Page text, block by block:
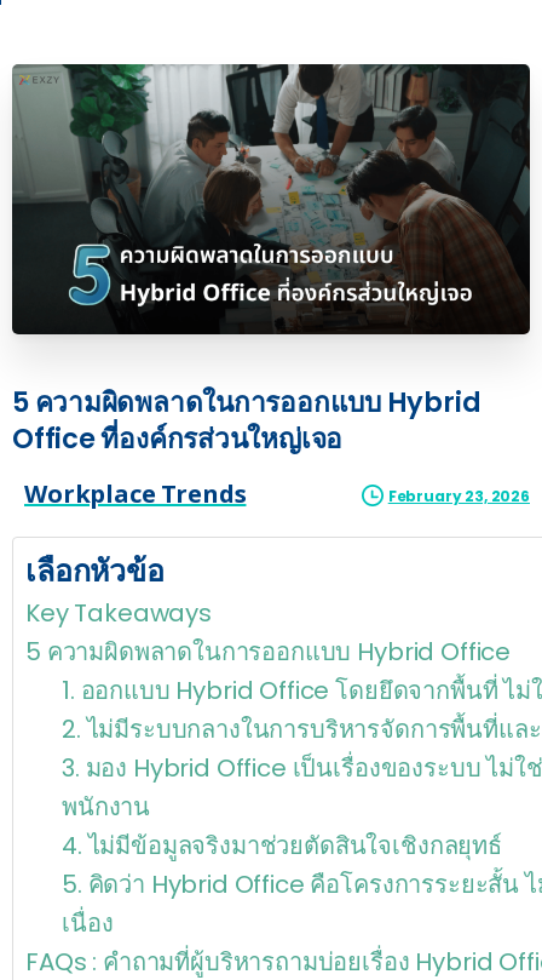
5ความผิดพลาดในการออกแบบ Hybrid
Officeที่องค์กรส่วนใหญ่เจอ
Workplace Trends February 23, 2026
เลือกหัวข้อ
Key Takeaways
5 ความผิดพลาดในการออกแบบ Hybrid Office
1. ออกแบบ Hybrid Office โดยยึดจากพื้นที่ ไ
2. ไม่มีระบบกลางในการบริหารจัดการพื้นที่แล
3. มอง Hybrid Office เป็นเรื่องของระบบ ไม่
พนักงาน
4. ไม่มีข้อมูลจริงมาช่วยตัดสินใจเชิงกลยุทธ์
5. คิดว่า Hybrid Office คือโครงการระยะสั้น
เนื่อง
FAQs : คำถามที่ผู้บริหารถามบ่อยเรื่อง Hybrid